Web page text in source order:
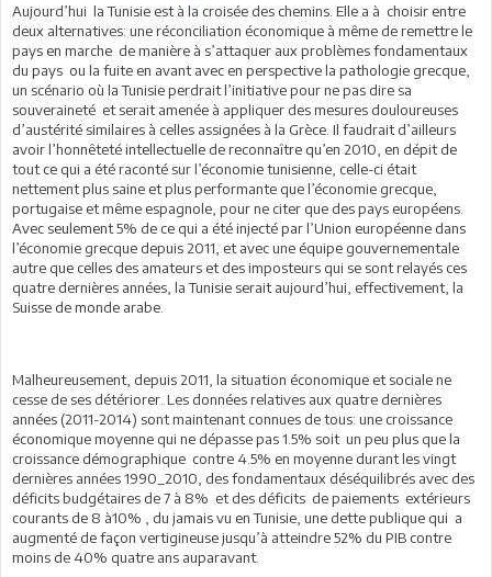
Aujourd’hui la Tunisie est à la croisée des chemins. Elle a à choisir entre
deux alternatives: une réconciliation économique à même de remettre le
pays en marche de manière à s’attaquer aux problèmes fondamentaux
du pays ou la fuite en avant avec en perspective la pathologie grecque,
un scénario où la Tunisie perdrait l’initiative pour ne pas dire sa
souveraineté et serait amenée à appliquer des mesures douloureuses
d’austérité similaires à celles assignées à la Grèce. Il faudrait d’ailleurs
avoir l’honnêteté intellectuelle de reconnaître qu’en 2010, en dépit de
tout ce qui a été raconté sur l’économie tunisienne, celle-ci était
nettement plus saine et plus performante que l’économie grecque,
portugaise et même espagnole, pour ne citer que des pays européens.
Avec seulement 5% de ce qui a été injecté par l’Union européenne dans
l’économie grecque depuis 2011, et avec une équipe gouvernementale
autre que celles des amateurs et des imposteurs qui se sont relayés ces
quatre dernières années, la Tunisie serait aujourd’hui, effectivement, la
Suisse de monde arabe.
Malheureusement, depuis 2011, la situation économique et sociale ne
cesse de ses détériorer. Les données relatives aux quatre dernières
années (2011-2014) sont maintenant connues de tous: une croissance
économique moyenne qui ne dépasse pas 1.5% soit un peu plus que la
croissance démographique contre 4.5% en moyenne durant les vingt
dernières années 1990_2010, des fondamentaux déséquilibrés avec des
déficits budgétaires de 7 à 8% et des déficits de paiements extérieurs
courants de 8 à10% , du jamais vu en Tunisie, une dette publique qui a
augmenté de façon vertigineuse jusqu’à atteindre 52% du PIB contre
moins de 40% quatre ans auparavant.